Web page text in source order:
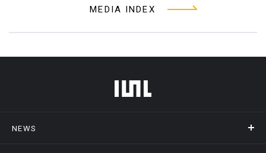
MEDIA INDEX
フッターメニュー
NEWS